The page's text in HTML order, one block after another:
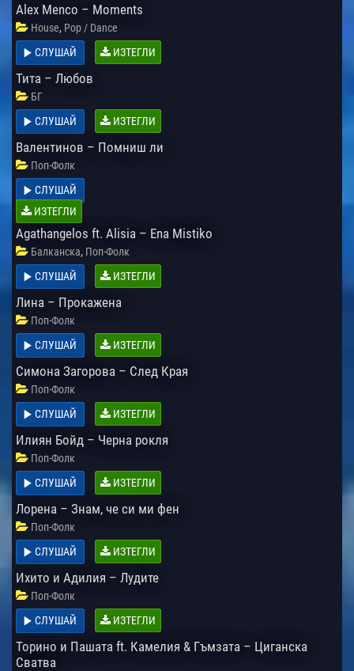
Alex Menco – Moments
House, Pop / Dance
СЛУШАЙ
ИЗТЕГЛИ
Тита – Любов
БГ
СЛУШАЙ
ИЗТЕГЛИ
Валентинов – Помниш ли
Поп-Фолк
СЛУШАЙ
ИЗТЕГЛИ
Agathangelos ft. Alisia – Ena Mistiko
Балканска, Поп-Фолк
СЛУШАЙ
ИЗТЕГЛИ
Лина – Прокажена
Поп-Фолк
СЛУШАЙ
ИЗТЕГЛИ
Симона Загорова – След Края
Поп-Фолк
СЛУШАЙ
ИЗТЕГЛИ
Илиян Бойд – Черна рокля
Поп-Фолк
СЛУШАЙ
ИЗТЕГЛИ
Лорена – Знам, че си ми фен
Поп-Фолк
СЛУШАЙ
ИЗТЕГЛИ
Ихито и Адилия – Лудите
Поп-Фолк
СЛУШАЙ
ИЗТЕГЛИ
Торино и Пашата ft. Камелия & Гъмзата – Циганска
Сватва